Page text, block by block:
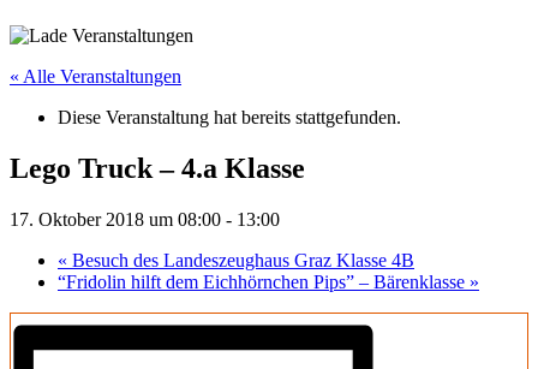
« Alle Veranstaltungen
Diese Veranstaltung hat bereits stattgefunden.
Lego Truck – 4.a Klasse
17. Oktober 2018 um 08:00 - 13:00
« Besuch des Landeszeughaus Graz Klasse 4B
“Fridolin hilft dem Eichhörnchen Pips” – Bärenklasse »